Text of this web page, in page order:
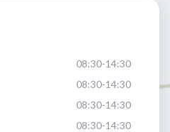
08:30-14:30
08:30-14:30
08:30-14:30
08:30-14:30